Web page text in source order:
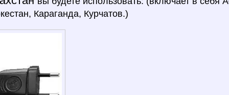
Караганда, Курчатов.)